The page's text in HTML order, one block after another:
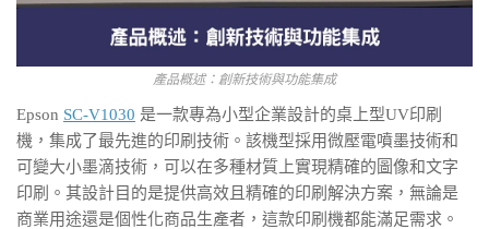
產品概述：創新技術與功能集成
Epson SC-V1030 是一款專為小型企業設計的桌上型UV印刷
機，集成了最先進的印刷技術。該機型採用微壓電噴墨技術和
可變大小墨滴技術，可以在多種材質上實現精確的圖像和文字
印刷。其設計目的是提供高效且精確的印刷解決方案，無論是
商業用途還是個性化商品生產者，這款印刷機都能滿足需求。